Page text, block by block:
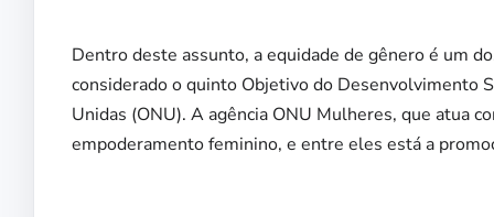
Dentro deste assunto, a equidade de gênero é um
considerado o quinto Objetivo do Desenvolvimento
Unidas (ONU). A agência ONU Mulheres, que atua
empoderamento feminino, e entre eles está a